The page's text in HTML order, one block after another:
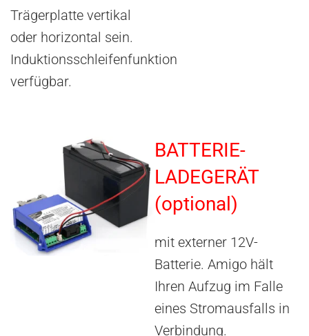
Trägerplatte vertikal
oder horizontal sein.
Induktionsschleifenfunktion
verfügbar.
BATTERIE-
LADEGERÄT
(optional)
mit externer 12V-
Batterie. Amigo hält
Ihren Aufzug im Falle
eines Stromausfalls in
Verbindung.